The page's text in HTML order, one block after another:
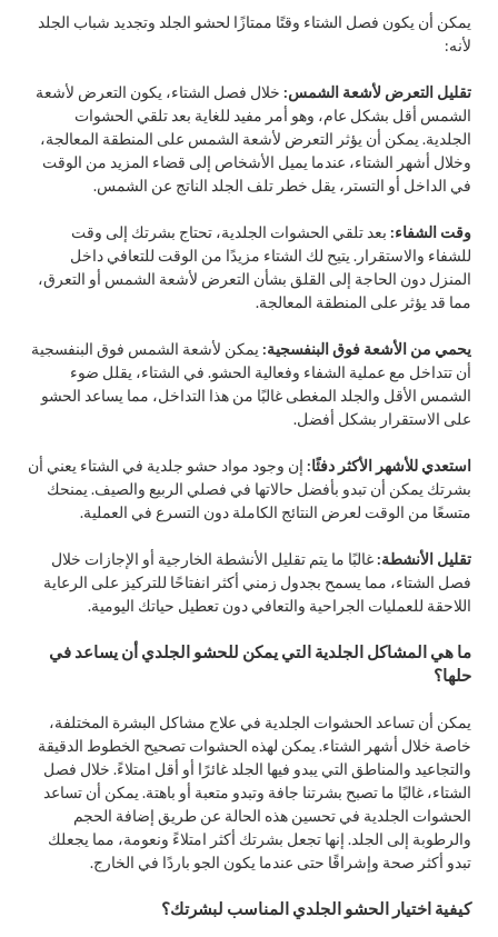
يمكن أن يكون فصل الشتاء وقتًا ممتازًا لحشو الجلد وتجديد شباب الجلد
لأنه:
تقليل التعرض لأشعة الشمس: خلال فصل الشتاء، يكون التعرض لأشعة
الشمس أقل بشكل عام، وهو أمر مفيد للغاية بعد تلقي الحشوات
الجلدية. يمكن أن يؤثر التعرض لأشعة الشمس على المنطقة المعالجة،
وخلال أشهر الشتاء، عندما يميل الأشخاص إلى قضاء المزيد من الوقت
في الداخل أو التستر، يقل خطر تلف الجلد الناتج عن الشمس.
وقت الشفاء: بعد تلقي الحشوات الجلدية، تحتاج بشرتك إلى وقت
للشفاء والاستقرار. يتيح لك الشتاء مزيدًا من الوقت للتعافي داخل
المنزل دون الحاجة إلى القلق بشأن التعرض لأشعة الشمس أو التعرق،
مما قد يؤثر على المنطقة المعالجة.
يحمي من الأشعة فوق البنفسجية: يمكن لأشعة الشمس فوق البنفسجية
أن تتداخل مع عملية الشفاء وفعالية الحشو. في الشتاء، يقلل ضوء
الشمس الأقل والجلد المغطى غالبًا من هذا التداخل، مما يساعد الحشو
على الاستقرار بشكل أفضل.
استعدي للأشهر الأكثر دفئًا: إن وجود مواد حشو جلدية في الشتاء يعني أن
بشرتك يمكن أن تبدو بأفضل حالاتها في فصلي الربيع والصيف. يمنحك
متسعًا من الوقت لعرض النتائج الكاملة دون التسرع في العملية.
تقليل الأنشطة: غالبًا ما يتم تقليل الأنشطة الخارجية أو الإجازات خلال
فصل الشتاء، مما يسمح بجدول زمني أكثر انفتاحًا للتركيز على الرعاية
اللاحقة للعمليات الجراحية والتعافي دون تعطيل حياتك اليومية.
ما هي المشاكل الجلدية التي يمكن للحشو الجلدي أن يساعد في
حلها؟
يمكن أن تساعد الحشوات الجلدية في علاج مشاكل البشرة المختلفة،
خاصة خلال أشهر الشتاء. يمكن لهذه الحشوات تصحيح الخطوط الدقيقة
والتجاعيد والمناطق التي يبدو فيها الجلد غائرًا أو أقل امتلاءً. خلال فصل
الشتاء، غالبًا ما تصبح بشرتنا جافة وتبدو متعبة أو باهتة. يمكن أن تساعد
الحشوات الجلدية في تحسين هذه الحالة عن طريق إضافة الحجم
والرطوبة إلى الجلد. إنها تجعل بشرتك أكثر امتلاءً ونعومة، مما يجعلك
تبدو أكثر صحة وإشراقًا حتى عندما يكون الجو باردًا في الخارج.
كيفية اختيار الحشو الجلدي المناسب لبشرتك؟